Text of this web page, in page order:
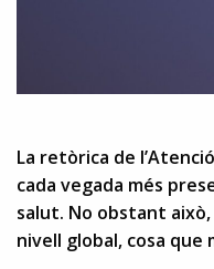
La retòrica de
cada vegada més
salut. No obstant
nivell global, cosa